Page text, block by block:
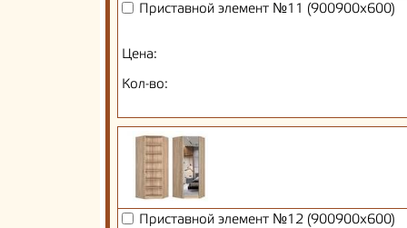
Приставной элемент №11 (900900х600)
Цена:
Кол-во:
Приставной элемент №12 (900900х600)